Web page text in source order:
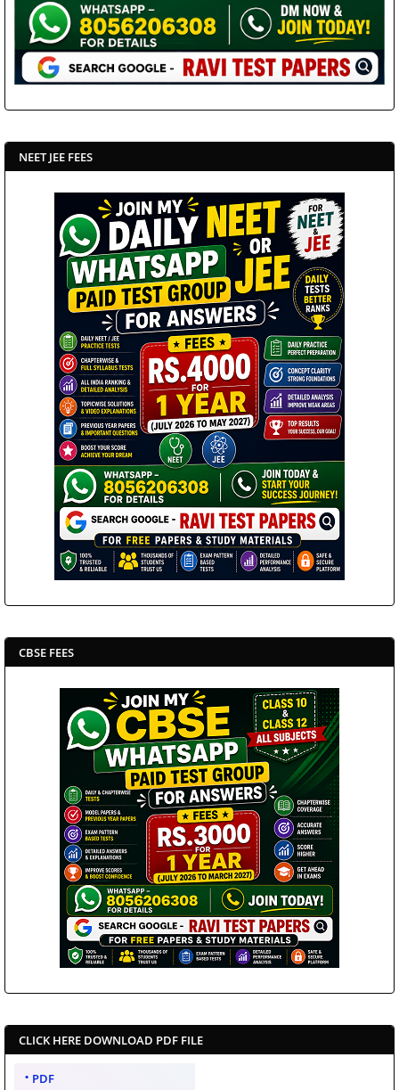
NEET JEE FEES
CBSE FEES
CLICK HERE DOWNLOAD PDF FILE
PDF